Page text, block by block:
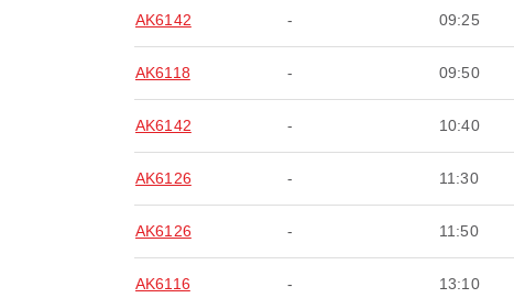
AK6142 - 09:25
AK6118 - 09:50
AK6142 - 10:40
AK6126 - 11:30
AK6126 - 11:50
AK6116 - 13:10